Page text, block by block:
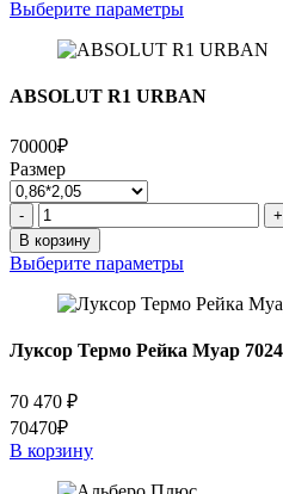
Термо
Выберите параметры
ABSOLUT R1 URBAN
70000₽
Размер
Количество
товара
ABSOLUT
R1
URBAN
-
+
В корзину
Выберите параметры
Луксор Термо Рейка Муар 7024
70 470 ₽
70470₽
В корзину